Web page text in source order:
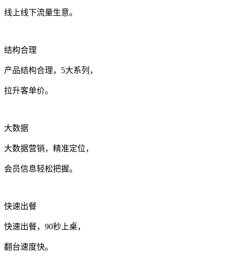
线上线下流量生意。
结构合理
产品结构合理，5大系列，
拉升客单价。
大数据
大数据营销，精准定位，
会员信息轻松把握。
快速出餐
快速出餐，90秒上桌，
翻台速度快。